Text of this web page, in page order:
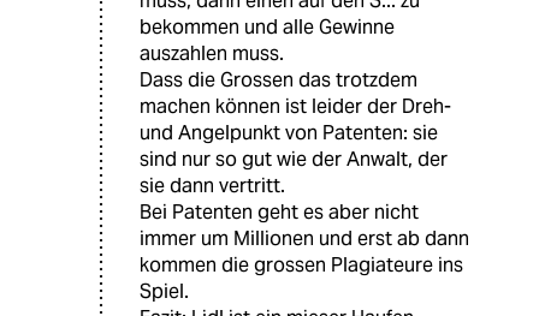
bekommen und alle Gewinne
auszahlen muss.
Dass die Grossen das trotzdem
machen können ist leider der Dreh-
und Angelpunkt von Patenten: sie
sind nur so gut wie der Anwalt, der
sie dann vertritt.
Bei Patenten geht es aber nicht
immer um Millionen und erst ab dann
kommen die grossen Plagiateure ins
Spiel.